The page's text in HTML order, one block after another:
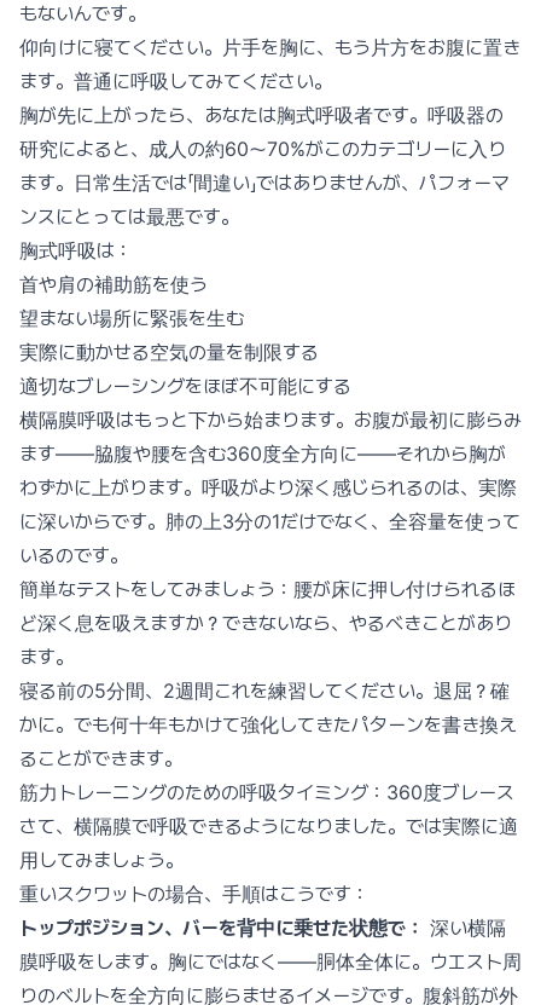
もないんです。
仰向けに寝てください。片手を胸に、もう片方をお腹に置き
ます。普通に呼吸してみてください。
胸が先に上がったら、あなたは胸式呼吸者です。呼吸器の
研究によると、成人の約60〜70%がこのカテゴリーに入り
ます。日常生活では「間違い」ではありませんが、パフォーマ
ンスにとっては最悪です。
胸式呼吸は：
首や肩の補助筋を使う
望まない場所に緊張を生む
実際に動かせる空気の量を制限する
適切なブレーシングをほぼ不可能にする
横隔膜呼吸はもっと下から始まります。お腹が最初に膨らみ
ます——脇腹や腰を含む360度全方向に——それから胸が
わずかに上がります。呼吸がより深く感じられるのは、実際
に深いからです。肺の上3分の1だけでなく、全容量を使って
いるのです。
簡単なテストをしてみましょう：腰が床に押し付けられるほ
ど深く息を吸えますか？できないなら、やるべきことがあり
ます。
寝る前の5分間、2週間これを練習してください。退屈？確
かに。でも何十年もかけて強化してきたパターンを書き換え
ることができます。
筋力トレーニングのための呼吸タイミング：360度ブレース
さて、横隔膜で呼吸できるようになりました。では実際に適
用してみましょう。
重いスクワットの場合、手順はこうです：
トップポジション、バーを背中に乗せた状態で： 深い横隔
膜呼吸をします。胸にではなく——胴体全体に。ウエスト周
りのベルトを全方向に膨らませるイメージです。腹斜筋が外